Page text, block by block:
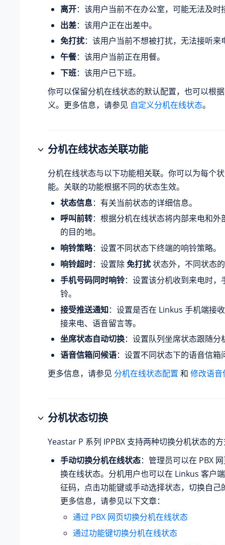
离开：该用户当前不在办公室，可能无法及时
出差：该用户正在出差中。
免打扰：该用户当前不想被打扰，无法接听来
午餐：该用户当前正在用餐。
下班：该用户已下班。
你可以保留分机在线状态的默认配置，也可以根
义。更多信息，请参见 自定义分机在线状态。
分机在线状态关联功能
分机在线状态与以下功能相关联。你可以为每个
能。关联的功能根据不同的状态生效。
状态信息：有关当前状态的详细信息。
呼叫前转：根据分机在线状态将内部来电和外
的目的地。
响铃策略：设置不同状态下终端的响铃策略。
响铃超时：设置除免打扰状态外，不同状态
手机号码同时响铃：设置该分机收到来电时，
铃。
接受推送通知：设置是否在 Linkus 手机端接
接来电、语音留言等。
坐席状态自动切换：设置队列坐席状态跟随分
语音信箱问候语：设置不同状态下的语音信箱
更多信息，请参见 分机在线状态配置 和 修改语音
分机状态切换
Yeastar P 系列 IPPBX 支持两种切换分机状态的
手动切换分机在线状态：管理员可以在 PBX
换在线状态。分机用户也可以在 Linkus 客户
征码，点击功能键或手动选择状态，切换自己
更多信息，请参见以下文章：
通过 PBX 网页切换分机在线状态
通过功能键切换分机在线状态